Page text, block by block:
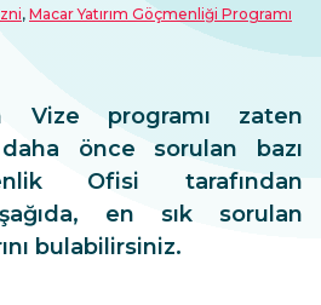
, Macar Yatırım Göçmenliği Programı
Vize programı zaten
daha önce sorulan bazı
Ofisi tarafından
en sık sorulan
bulabilirsiniz.